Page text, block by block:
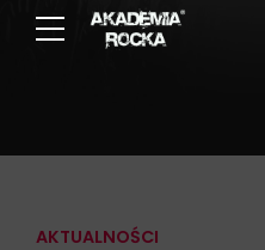
AKTUALNOŚCI